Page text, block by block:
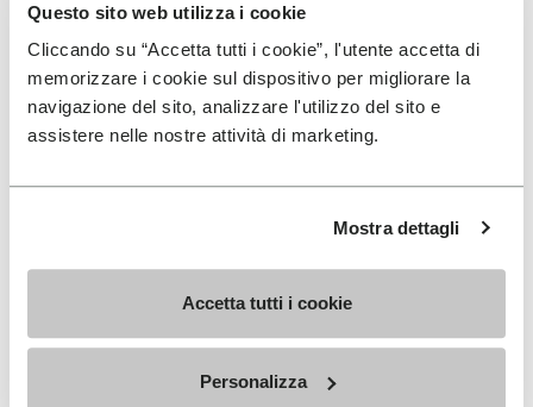
Questo sito web utilizza i cookie
Cliccando su “Accetta tutti i cookie”, l'utente accetta di
memorizzare i cookie sul dispositivo per migliorare la
navigazione del sito, analizzare l'utilizzo del sito e
assistere nelle nostre attività di marketing.
Mostra dettagli
Accetta tutti i cookie
Personalizza
Hauteurs du bord supérieur au talon: 25 CM
INSCRIVEZ-VOUS POUR NE PAS MANQUER NOS
Confidentialitéde Vibram et jaccepte le
traitement de mes données personnelles afin de